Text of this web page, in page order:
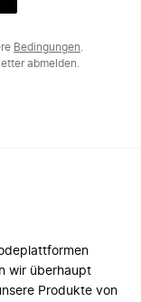
Bedingungen
abmelden.
wir überhaupt
Produkte von